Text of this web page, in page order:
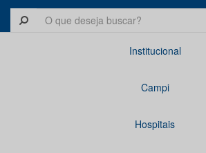
Institucional
Campi
Hospitais